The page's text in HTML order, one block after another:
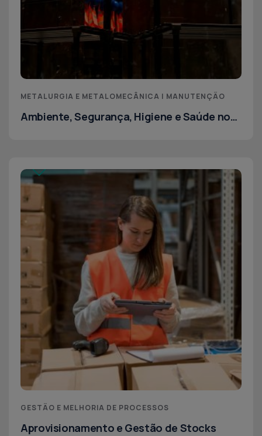
METALURGIA E METALOMECÂNICA | MANUTENÇÃO
Ambiente, Segurança, Higiene e Saúde no
GESTÃO E MELHORIA DE PROCESSOS
Aprovisionamento e Gestão de Stocks